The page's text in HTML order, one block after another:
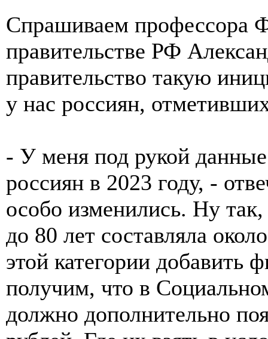
Спрашиваем профессора
правительстве РФ
правительство такую
у нас россиян,
- У меня под рукой
россиян в 2023 году, -
особо изменились. Ну
до 80 лет составляла
этой категории добавить
получим, что в
должно дополнительно